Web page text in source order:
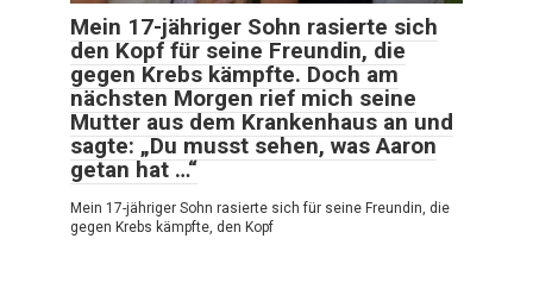
Mein 17-jähriger Sohn rasierte sich
den Kopf für seine Freundin, die
gegen Krebs kämpfte. Doch am
nächsten Morgen rief mich seine
Mutter aus dem Krankenhaus an und
sagte: „Du musst sehen, was Aaron
getan hat …“
Mein 17-jähriger Sohn rasierte sich für seine Freundin, die
gegen Krebs kämpfte, den Kopf